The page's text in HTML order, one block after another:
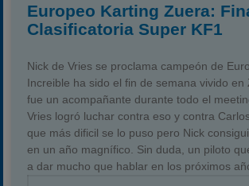
Europeo Karting Zuera:
Clasificatoria Super KF1
Nick de Vries se proclama campeón de
Increible ha sido el fin de semana vivido en
fue un acompañante durante todo el
Vries logró luchar contra eso y contra
que más dificil se lo puso pero Nick
en un año magnífico. Sin duda, un piloto
a dar mucho que hablar en los próximos